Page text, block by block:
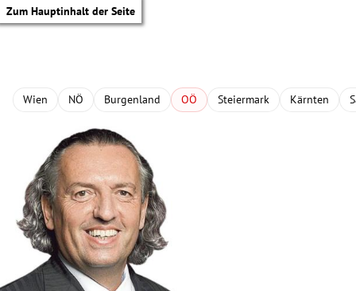
Zum Hauptinhalt der Seite
Wien NÖ Burgenland OÖ Steiermark Kärnten